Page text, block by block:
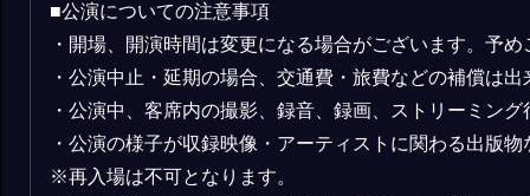
■公演についての注意事項
・開場、開演時間は変更になる場合がございます。予
・公演中止・延期の場合、交通費・旅費などの補償は出
・公演中、客席内の撮影、録音、録画、ストリーミン
・公演の様子が収録映像・アーティストに関わる出版
※再入場は不可となります。